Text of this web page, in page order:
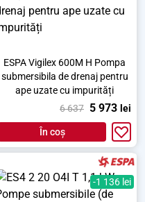
ESPA Vigilex 600M H Pompa
submersibila de drenaj pentru
ape uzate cu impurități
6 637 5 973 lei
În coș
-1 136 lei